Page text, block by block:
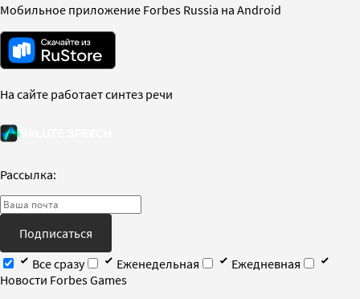
Мобильное приложение Forbes Russia на Android
На сайте работает синтез речи
Рассылка:
Подписаться
Все сразу
Еженедельная
Ежедневная
Новости Forbes Games